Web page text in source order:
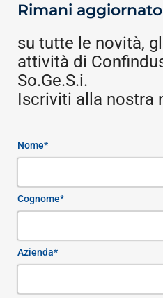
Rimani aggiornato
su tutte le novità,
attività di
So.Ge.S.i.
Iscriviti alla nostra
Nome*
Cognome*
Azienda*